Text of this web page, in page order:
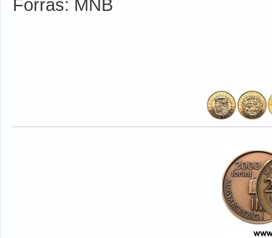
Forrás: MNB